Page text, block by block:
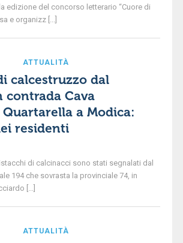
edizione del concorso letterario “Cuore di
e organizz [...]
ATTUALITÀ
calcestruzzo dal
contrada Cava
a Modica:
residenti
di calcinacci sono stati segnalati dal
194 che sovrasta la provinciale 74, in
[...]
ATTUALITÀ